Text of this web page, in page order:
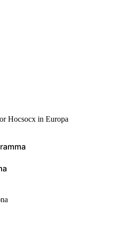
Hocsocx in Europa